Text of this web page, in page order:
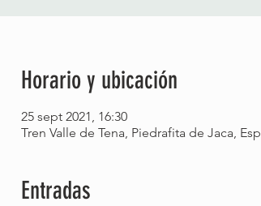
Horario y ubicación
25 sept 2021, 16:30
Tren Valle de Tena, Piedrafita de Jaca,
Entradas